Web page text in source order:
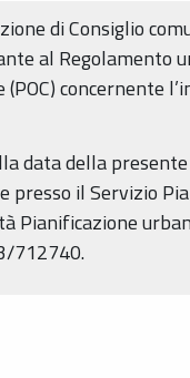
di Consiglio
al Regolamento
concernente
data della
presso il Servizio
Pianificazione
712740.